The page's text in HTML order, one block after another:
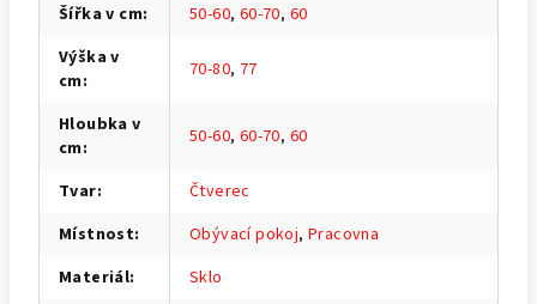
Šířka v cm: 50-60, 60-70, 60
Výška v
cm: 70-80, 77
Hloubka v
cm: 50-60, 60-70, 60
Tvar:
Čtverec
Místnost: Obývací pokoj,Pracovna
Materiál: Sklo